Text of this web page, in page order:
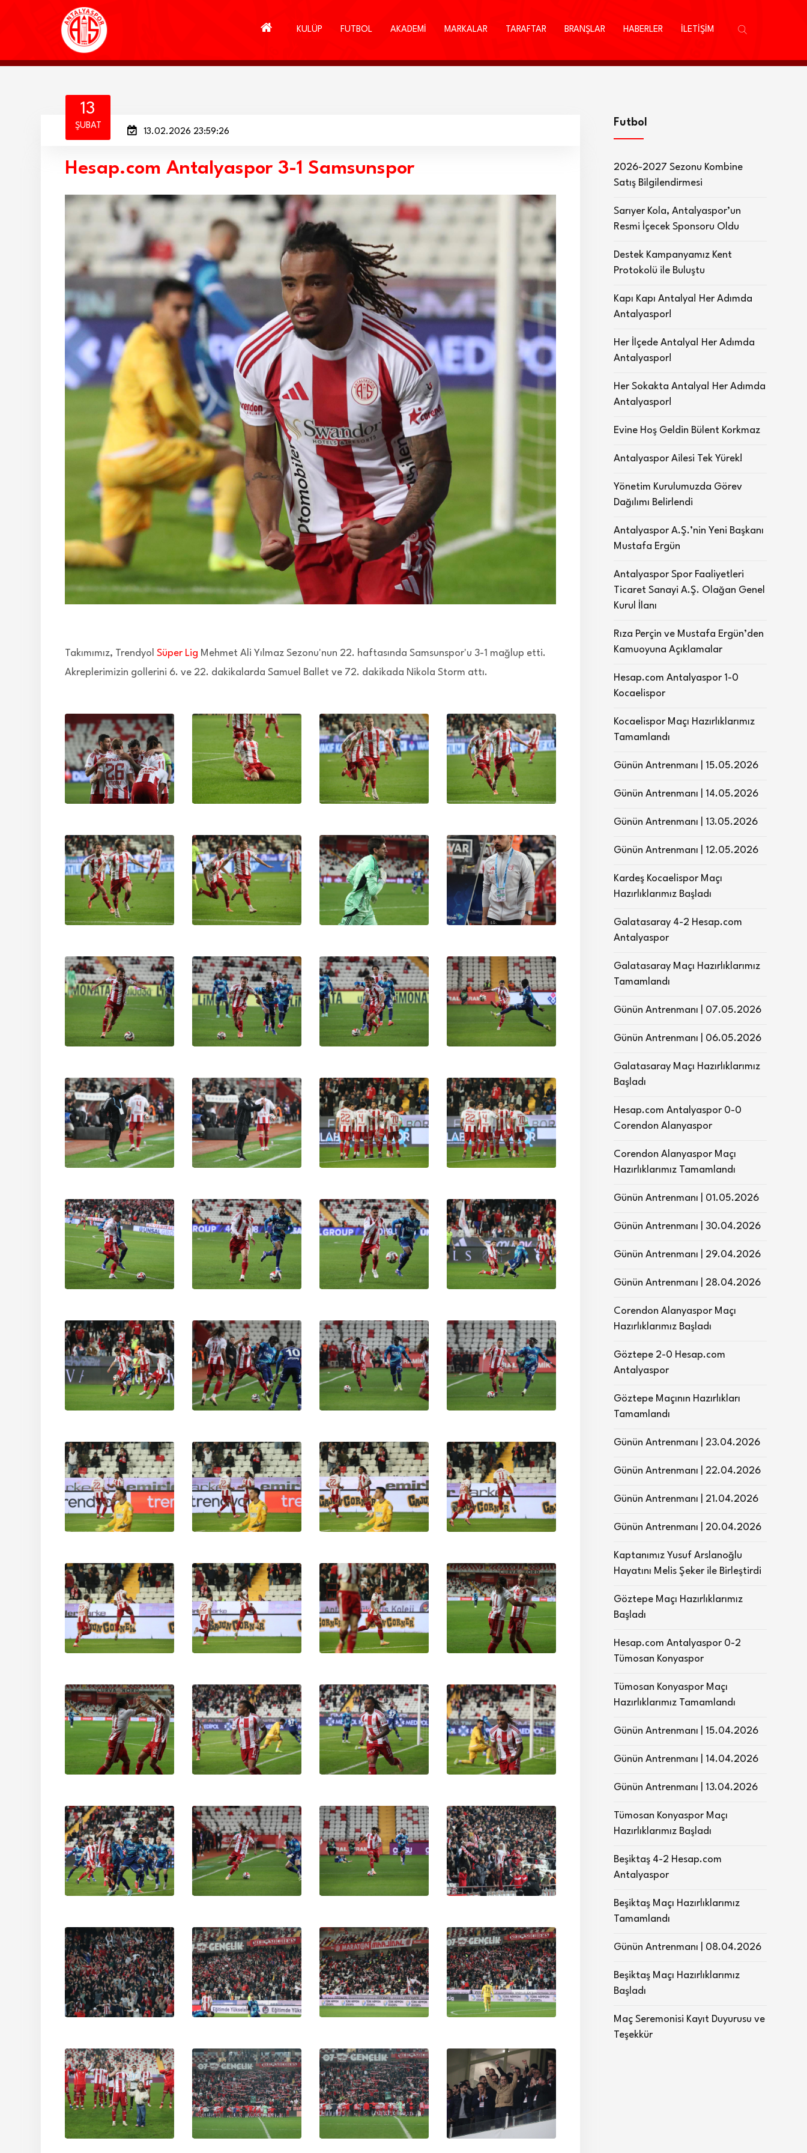
KULÜP FUTBOL AKADEMİ MARKALAR TARAFTAR BRANŞLAR HABERLER İLETİŞİM
13
ŞUBAT
13.02.2026 23:59:26
Hesap.com Antalyaspor 3-1 Samsunspor
Takımımız, Trendyol Süper Lig Mehmet Ali Yılmaz Sezonu'nun 22. haftasında Samsunspor'u 3-1 mağlup etti.
Akreplerimizin gollerini 6. ve 22. dakikalarda Samuel Ballet ve 72. dakikada Nikola Storm attı.
Futbol
2026-2027 Sezonu Kombine
Satış Bilgilendirmesi
Sarıyer Kola, Antalyaspor’un
Resmi İçecek Sponsoru Oldu
Destek Kampanyamız Kent
Protokolü ile Buluştu
Kapı Kapı Antalya! Her Adımda
Antalyaspor!
Her İlçede Antalya! Her Adımda
Antalyaspor!
Her Sokakta Antalya! Her Adımda
Antalyaspor!
Evine Hoş Geldin Bülent Korkmaz
Antalyaspor Ailesi Tek Yürek!
Yönetim Kurulumuzda Görev
Dağılımı Belirlendi
Antalyaspor A.Ş.’nin Yeni Başkanı
Mustafa Ergün
Antalyaspor Spor Faaliyetleri
Ticaret Sanayi A.Ş. Olağan Genel
Kurul İlanı
Rıza Perçin ve Mustafa Ergün’den
Kamuoyuna Açıklamalar
Hesap.com Antalyaspor 1-0
Kocaelispor
Kocaelispor Maçı Hazırlıklarımız
Tamamlandı
Günün Antrenmanı | 15.05.2026
Günün Antrenmanı | 14.05.2026
Günün Antrenmanı | 13.05.2026
Günün Antrenmanı | 12.05.2026
Kardeş Kocaelispor Maçı
Hazırlıklarımız Başladı
Galatasaray 4-2 Hesap.com
Antalyaspor
Galatasaray Maçı Hazırlıklarımız
Tamamlandı
Günün Antrenmanı | 07.05.2026
Günün Antrenmanı | 06.05.2026
Galatasaray Maçı Hazırlıklarımız
Başladı
Hesap.com Antalyaspor 0-0
Corendon Alanyaspor
Corendon Alanyaspor Maçı
Hazırlıklarımız Tamamlandı
Günün Antrenmanı | 01.05.2026
Günün Antrenmanı | 30.04.2026
Günün Antrenmanı | 29.04.2026
Günün Antrenmanı | 28.04.2026
Corendon Alanyaspor Maçı
Hazırlıklarımız Başladı
Göztepe 2-0 Hesap.com
Antalyaspor
Göztepe Maçının Hazırlıkları
Tamamlandı
Günün Antrenmanı | 23.04.2026
Günün Antrenmanı | 22.04.2026
Günün Antrenmanı | 21.04.2026
Günün Antrenmanı | 20.04.2026
Kaptanımız Yusuf Arslanoğlu
Hayatını Melis Şeker ile Birleştirdi
Göztepe Maçı Hazırlıklarımız
Başladı
Hesap.com Antalyaspor 0-2
Tümosan Konyaspor
Tümosan Konyaspor Maçı
Hazırlıklarımız Tamamlandı
Günün Antrenmanı | 15.04.2026
Günün Antrenmanı | 14.04.2026
Günün Antrenmanı | 13.04.2026
Tümosan Konyaspor Maçı
Hazırlıklarımız Başladı
Beşiktaş 4-2 Hesap.com
Antalyaspor
Beşiktaş Maçı Hazırlıklarımız
Tamamlandı
Günün Antrenmanı | 08.04.2026
Beşiktaş Maçı Hazırlıklarımız
Başladı
Maç Seremonisi Kayıt Duyurusu ve
Teşekkür